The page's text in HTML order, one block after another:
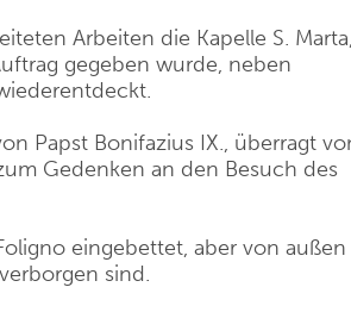
Arbeiten die Kapelle S. Marta,
gegeben wurde, neben
Papst Bonifazius IX., überragt
Gedenken an den Besuch des
eingebettet, aber von außen
sind.